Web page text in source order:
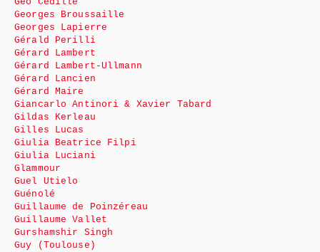
Georges Broussaille
Georges Lapierre
Gérald Perilli
Gérard Lambert
Gérard Lambert-Ullmann
Gérard Lancien
Gérard Maire
Giancarlo Antinori & Xavier Tabard
Gildas Kerleau
Gilles Lucas
Giulia Beatrice Filpi
Giulia Luciani
Glammour
Guel Utielo
Guénolé
Guillaume de Poinzéreau
Guillaume Vallet
Gurshamshir Singh
Guy (Toulouse)